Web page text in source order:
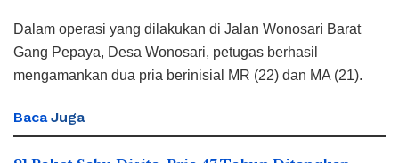
Dalam operasi yang dilakukan di Jalan Wonosari Barat
Gang Pepaya, Desa Wonosari, petugas berhasil
mengamankan dua pria berinisial MR (22) dan MA (21).
Baca Juga